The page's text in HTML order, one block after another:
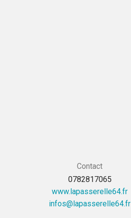
Contact
0782817065
www.lapasserelle64.fr
rf.46elleressapal@sofni